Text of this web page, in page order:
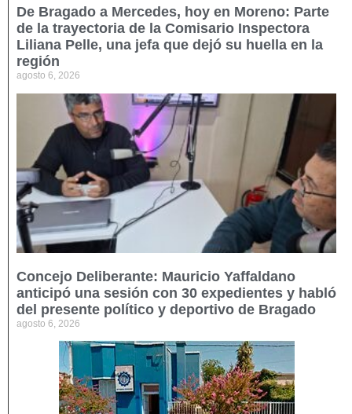
De Bragado a Mercedes, hoy en Moreno: Parte
de la trayectoria de la Comisario Inspectora
Liliana Pelle, una jefa que dejó su huella en la
región
agosto 6, 2026
Concejo Deliberante: Mauricio Yaffaldano
anticipó una sesión con 30 expedientes y habló
del presente político y deportivo de Bragado
agosto 6, 2026